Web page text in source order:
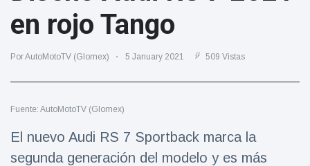
Celebridades
(13938)
Moda y Belleza
(122)
Estilo de vida y Docu-
entretenimiento
en rojo Tango
Por AutoMotoTV (Glomex) 5 January 2021 509 Vistas
Fuente: AutoMotoTV (Glomex)
El nuevo Audi RS 7 Sportback marca la
segunda generación del modelo y es más